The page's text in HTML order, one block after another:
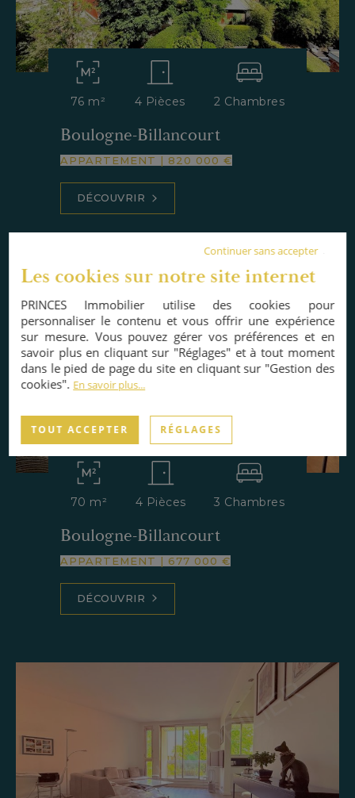
76 m² 4 Pièces 2 Chambres
Boulogne-Billancourt
APPARTEMENT | 820 000 €
DÉCOUVRIR
EXCLUSIVITÉ
70 m² 4 Pièces 3 Chambres
Boulogne-Billancourt
APPARTEMENT | 677 000 €
DÉCOUVRIR
Continuer sans accepter
Les cookies sur notre site internet
PRINCES Immobilier utilise des cookies pour
personnaliser le contenu et vous offrir une expérience
sur mesure. Vous pouvez gérer vos préférences et en
savoir plus en cliquant sur "Réglages" et à tout moment
dans le pied de page du site en cliquant sur "Gestion des
cookies". En savoir plus...
TOUT ACCEPTER RÉGLAGES